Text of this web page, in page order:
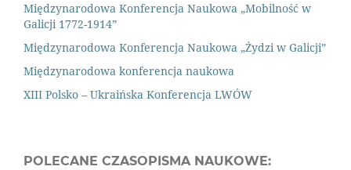
Międzynarodowa Konferencja Naukowa „Mobilność w
Galicji 1772-1914”
Międzynarodowa Konferencja Naukowa „Żydzi w Galicji”
Międzynarodowa konferencja naukowa
XIII Polsko – Ukraińska Konferencja LWÓW
POLECANE CZASOPISMA NAUKOWE: